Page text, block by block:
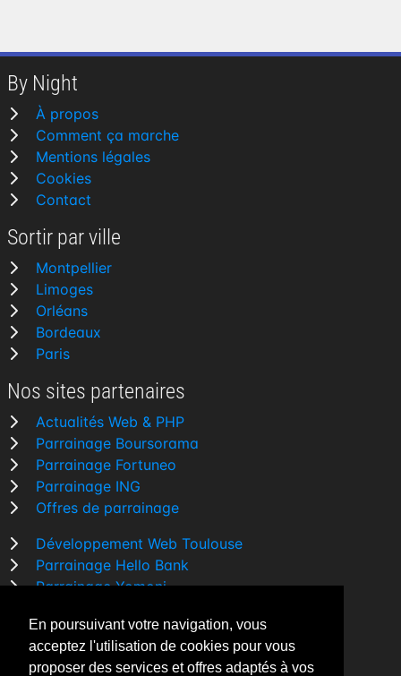
En poursuivant votre navigation, vous
acceptez l'utilisation de cookies pour vous
proposer des services et offres adaptés à vos
By Night
À propos
Comment ça marche
Mentions légales
Cookies
Contact
Sortir par ville
Montpellier
Limoges
Orléans
Bordeaux
Paris
Nos sites partenaires
Actualités Web & PHP
Parrainage Boursorama
Parrainage Fortuneo
Parrainage ING
Offres de parrainage
Développement Web Toulouse
Parrainage Hello Bank
Parrainage Yomoni
Comparatif banque